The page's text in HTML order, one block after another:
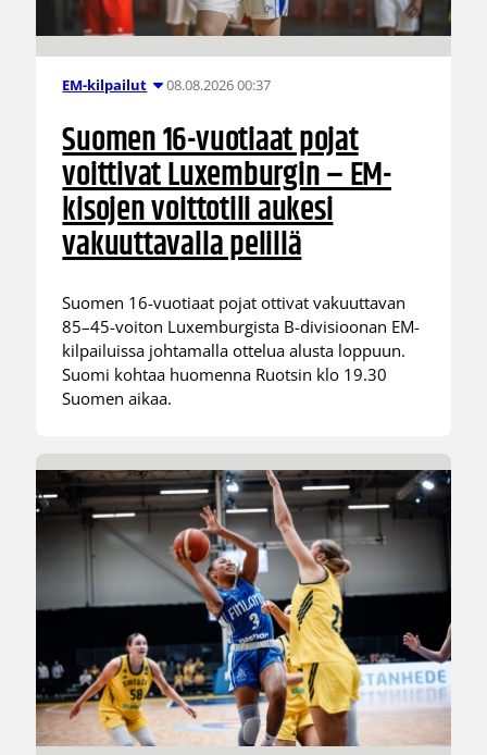
EM-kilpailut 08.08.2026 00:37
Suomen 16-vuotiaat pojat
voittivat Luxemburgin – EM-
kisojen voittotili aukesi
vakuuttavalla pelillä
Suomen 16-vuotiaat pojat ottivat vakuuttavan
85–45-voiton Luxemburgista B-divisioonan EM-
kilpailuissa johtamalla ottelua alusta loppuun.
Suomi kohtaa huomenna Ruotsin klo 19.30
Suomen aikaa.